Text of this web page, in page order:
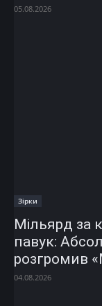
05.08.2026
Зірки
Мільярд за
павук:
розгромив
04.08.2026